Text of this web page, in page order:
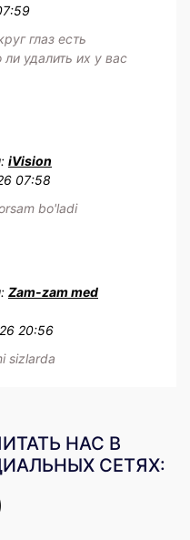
глаз есть
удалить их у вас
iVision
07:58
bo'ladi
Zam-zam med
20:56
sizlarda
НАС В
СЕТЯХ: